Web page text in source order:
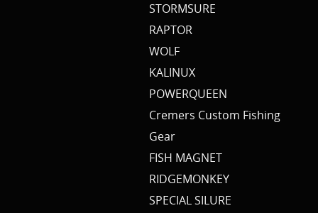
STORMSURE
RAPTOR
WOLF
KALINUX
POWERQUEEN
Cremers Custom Fishing
Gear
FISH MAGNET
RIDGEMONKEY
SPECIAL SILURE